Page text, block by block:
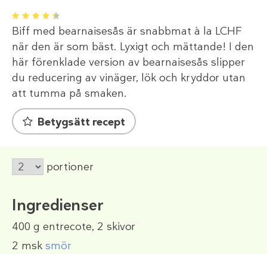
1 2 3 4 5
Biff med bearnaisesås är snabbmat à la LCHF
när den är som bäst. Lyxigt och mättande! I den
här förenklade version av bearnaisesås slipper
du reducering av vinäger, lök och kryddor utan
att tumma på smaken.
Betygsätt recept
portioner
Ingredienser
400 g entrecote, 2 skivor
2 msk smör